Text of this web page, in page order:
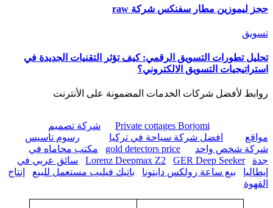
حجز ليموزين مطار سفنكس شركة raw
تسويق
تحليل تطورات التسويق الرقمي: كيف تؤثر التقنيات الجديدة في
استراتيجيات التسويق الالكتروني؟
روابط لأفضل شركات الخدمات المضمونة على الأنترنت
Private cottages Borjomi
شركة تصميم
مواقع
افضل شركة سياحة في تركيا
رسوم تاسيس
شركة شخص واحد
gold detectors price
مكتب محاماه في
جدة
Lorenz Deepmax Z2 GER Deep Seeker
سائق عربي في
إيطاليا
بيع ساعة رولكس دايتونا باتيك فيليب مستعمل للبيع
إنتاج
القهوة